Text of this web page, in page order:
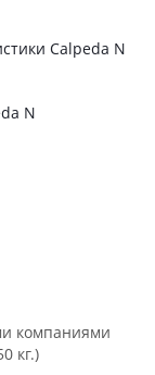
Calpeda N
N
компаниями
кг.)